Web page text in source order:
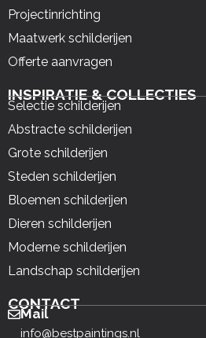
Projectinrichting
Maatwerk schilderijen
Offerte aanvragen
INSPIRATIE & COLLECTIES
Selectie schilderijen
Abstracte schilderijen
Grote schilderijen
Steden schilderijen
Bloemen schilderijen
Dieren schilderijen
Moderne schilderijen
Landschap schilderijen
CONTACT
Mail
info@bestpaintings.nl